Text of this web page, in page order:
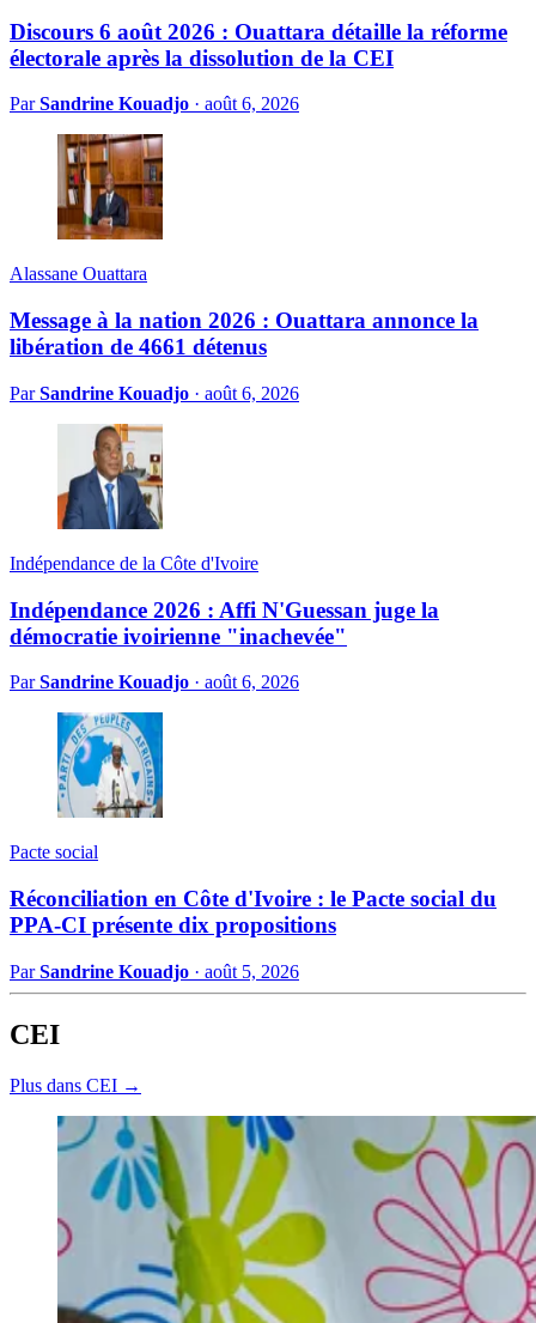
Discours 6 août 2026 : Ouattara détaille la réforme
électorale après la dissolution de la CEI
ParSandrine Kouadjo · août 6, 2026
Alassane Ouattara
Message à la nation 2026 : Ouattara annonce la
libération de 4661 détenus
ParSandrine Kouadjo · août 6, 2026
Indépendance de la Côte d'Ivoire
Indépendance 2026 : Affi N'Guessan juge la
démocratie ivoirienne "inachevée"
ParSandrine Kouadjo · août 6, 2026
Pacte social
Réconciliation en Côte d'Ivoire : le Pacte social du
PPA-CI présente dix propositions
ParSandrine Kouadjo · août 5, 2026
CEI
Plus dans CEI →